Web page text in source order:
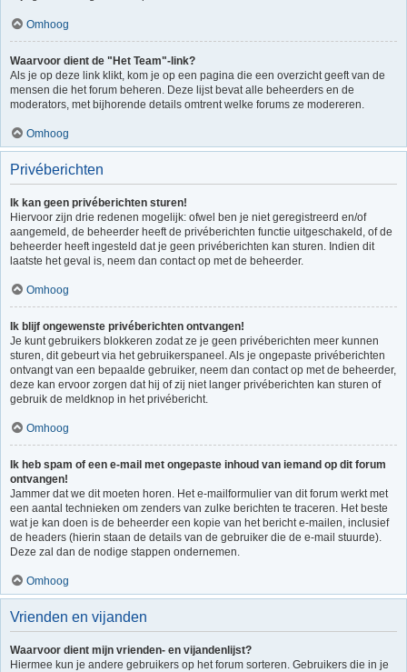
Omhoog
Waarvoor dient de "Het Team"-link?
Als je op deze link klikt, kom je op een pagina die een overzicht geeft van de
mensen die het forum beheren. Deze lijst bevat alle beheerders en de
moderators, met bijhorende details omtrent welke forums ze modereren.
Omhoog
Privéberichten
Ik kan geen privéberichten sturen!
Hiervoor zijn drie redenen mogelijk: ofwel ben je niet geregistreerd en/of
aangemeld, de beheerder heeft de privéberichten functie uitgeschakeld, of de
beheerder heeft ingesteld dat je geen privéberichten kan sturen. Indien dit
laatste het geval is, neem dan contact op met de beheerder.
Omhoog
Ik blijf ongewenste privéberichten ontvangen!
Je kunt gebruikers blokkeren zodat ze je geen privéberichten meer kunnen
sturen, dit gebeurt via het gebruikerspaneel. Als je ongepaste privéberichten
ontvangt van een bepaalde gebruiker, neem dan contact op met de beheerder,
deze kan ervoor zorgen dat hij of zij niet langer privéberichten kan sturen of
gebruik de meldknop in het privébericht.
Omhoog
Ik heb spam of een e-mail met ongepaste inhoud van iemand op dit forum
ontvangen!
Jammer dat we dit moeten horen. Het e-mailformulier van dit forum werkt met
een aantal technieken om zenders van zulke berichten te traceren. Het beste
wat je kan doen is de beheerder een kopie van het bericht e-mailen, inclusief
de headers (hierin staan de details van de gebruiker die de e-mail stuurde).
Deze zal dan de nodige stappen ondernemen.
Omhoog
Vrienden en vijanden
Waarvoor dient mijn vrienden- en vijandenlijst?
Hiermee kun je andere gebruikers op het forum sorteren. Gebruikers die in je